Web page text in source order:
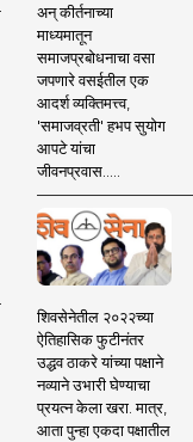
अन् कीर्तनाच्या
माध्यमातून
समाजप्रबोधनाचा वसा
जपणारे वसईतील एक
आदर्श व्यक्तिमत्त्व,
'समाजव्रती' हभप सुयोग
आपटे यांचा
जीवनप्रवास.....
शिवसेनेतील २०२२च्या
ऐतिहासिक फुटीनंतर
उद्धव ठाकरे यांच्या पक्षाने
नव्याने उभारी घेण्याचा
प्रयत्न केला खरा. मात्र,
आता पुन्हा एकदा पक्षातील